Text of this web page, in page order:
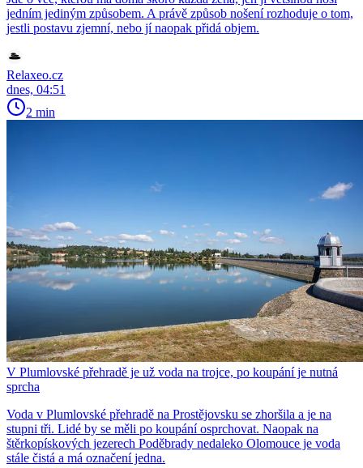
jedním jediným způsobem. A právě způsob nošení rozhoduje o tom,
jestli postavu zjemní, nebo jí naopak přidá objem.
Relaxeo.cz
dnes, 04:51
2 min
V Plumlovské přehradě je už voda na trojce, po koupání je nutná
sprcha
Voda v Plumlovské přehradě na Prostějovsku se zhoršila a je na
stupni tři. Lidé by se měli po koupání osprchovat. Naopak na
štěrkopískových jezerech Poděbrady nedaleko Olomouce je voda
stále čistá a má označení jedna.